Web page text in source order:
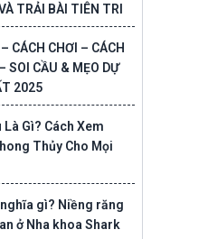
TRẢI BÀI TIÊN TRI
CÁCH CHƠI – CÁCH
SOI CẦU & MẸO DỰ
2025
Gì? Cách Xem
Thủy Cho Mọi
gì? Niềng răng
ở Nha khoa Shark